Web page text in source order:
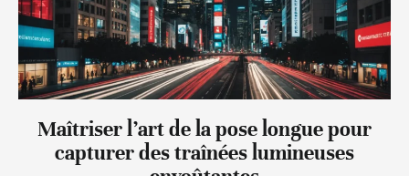
Maîtriser l’art de la pose longue pour
capturer des traînées lumineuses